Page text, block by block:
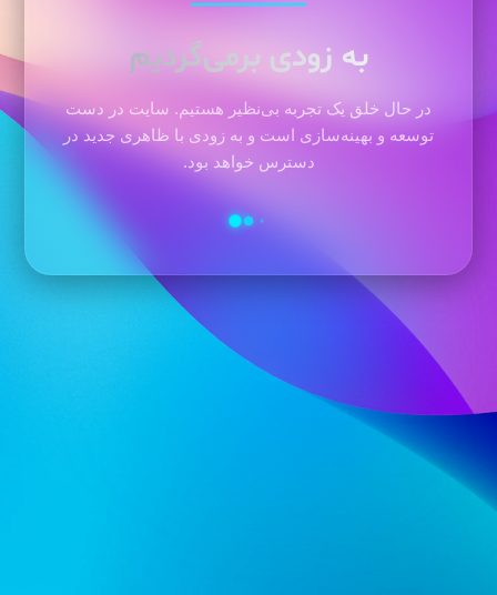
به زودی برمی‌گردیم
در حال خلق یک تجربه بی‌نظیر هستیم. سایت در دست
توسعه و بهینه‌سازی است و به زودی با ظاهری جدید در
دسترس خواهد بود.